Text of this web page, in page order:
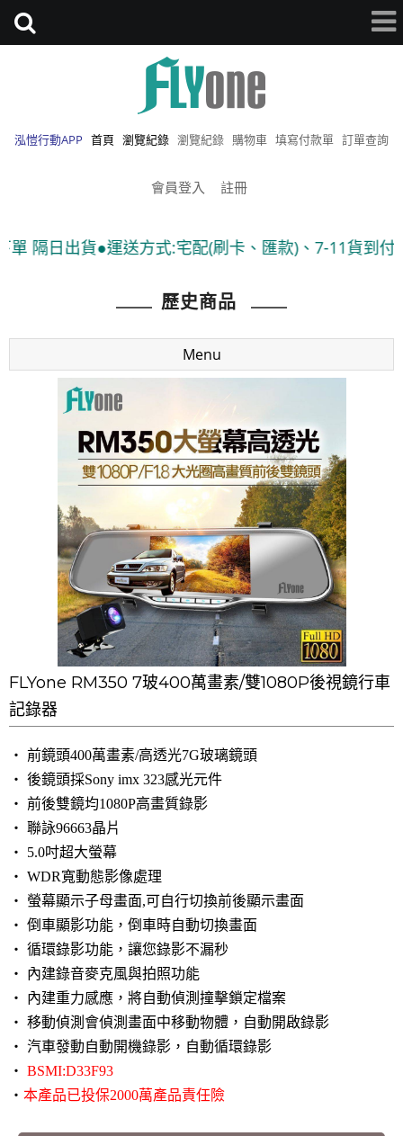
泓愷行動APP 首頁 瀏覽紀錄 瀏覽紀錄 購物車 填寫付款單 訂單查詢
會員登入 註冊
方式:宅配(刷卡、匯款)、7-11貨到付款 ●隨貨附發票
歷史商品
Menu
FLYone RM350 7玻400萬畫素/雙1080P後視鏡行車
記錄器
‧ 前鏡頭400萬畫素/高透光7G玻璃鏡頭
‧ 後鏡頭採Sony imx 323感光元件
‧ 前後雙鏡均1080P高畫質錄影
‧ 聯詠96663晶片
‧ 5.0吋超大螢幕
‧ WDR寬動態影像處理
‧ 螢幕顯示子母畫面,可自行切換前後顯示畫面
‧ 倒車顯影功能，倒車時自動切換畫面
‧ 循環錄影功能，讓您錄影不漏秒
‧ 內建錄音麥克風與拍照功能
‧ 內建重力感應，將自動偵測撞擊鎖定檔案
‧ 移動偵測會偵測畫面中移動物體，自動開啟錄影
‧ 汽車發動自動開機錄影，自動循環錄影
‧ BSMI:D33F93
‧ 本產品已投保2000萬產品責任險